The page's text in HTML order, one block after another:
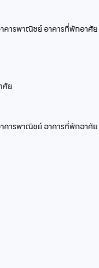
คารพาณิชย์ อาคารที่พักอาศัย
ศัย
คารพาณิชย์ อาคารที่พักอาศัย